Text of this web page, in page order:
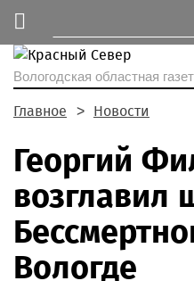
Вологодская областная
Главное Новости
Георгий
возглавил
Вологде